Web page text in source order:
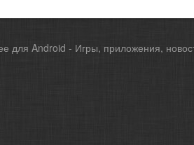
для Android - Игры, приложения,